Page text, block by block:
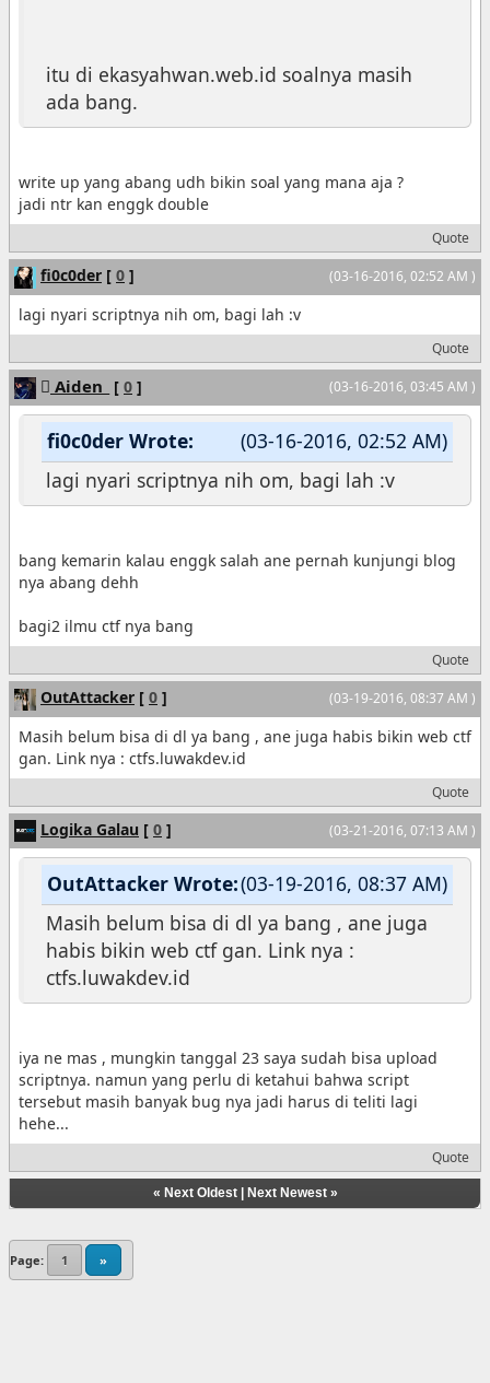
itu di ekasyahwan.web.id soalnya masih
ada bang.
write up yang abang udh bikin soal yang mana aja ?
jadi ntr kan enggk double
Quote
(03-16-2016, 02:52 AM )
fi0c0der [ 0 ]
lagi nyari scriptnya nih om, bagi lah :v
Quote
(03-16-2016, 03:45 AM )
Aiden_ [ 0 ]
(03-16-2016, 02:52 AM)
fi0c0der Wrote:
lagi nyari scriptnya nih om, bagi lah :v
bang kemarin kalau enggk salah ane pernah kunjungi blog
nya abang dehh
bagi2 ilmu ctf nya bang
Quote
(03-19-2016, 08:37 AM )
OutAttacker [ 0 ]
Masih belum bisa di dl ya bang , ane juga habis bikin web ctf
gan. Link nya : ctfs.luwakdev.id
Quote
(03-21-2016, 07:13 AM )
Logika Galau [ 0 ]
(03-19-2016, 08:37 AM)
OutAttacker Wrote:
Masih belum bisa di dl ya bang , ane juga
habis bikin web ctf gan. Link nya :
ctfs.luwakdev.id
iya ne mas , mungkin tanggal 23 saya sudah bisa upload
scriptnya. namun yang perlu di ketahui bahwa script
tersebut masih banyak bug nya jadi harus di teliti lagi
hehe...
Quote
« Next Oldest| Next Newest»
Page: 1 »